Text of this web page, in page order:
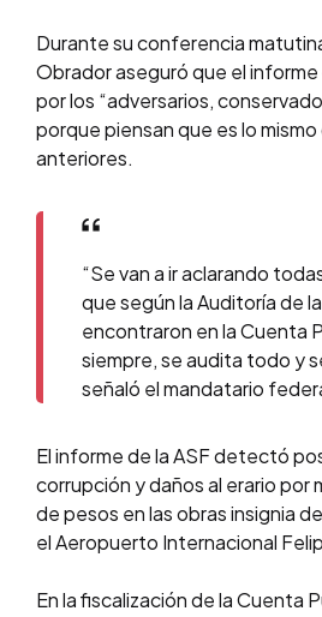
Durante su conferencia
Obrador aseguró que el informe
por los “adversarios,
porque piensan que es lo
anteriores.
“Se van a ir aclarando
que según la Auditoría de
encontraron en la Cuenta
siempre, se audita todo y
señaló el mandatario
El informe de la ASF detectó
corrupción y daños al erario por
de pesos en las obras insignia
el Aeropuerto Internacional
En la fiscalización de la Cuenta